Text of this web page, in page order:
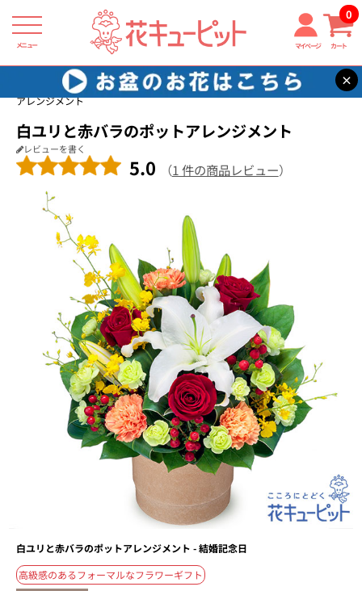
メニュー マイページ カート
0
×
花キューピット 結婚記念日
【結婚記念日】白ユリと赤バラのポット
アレンジメント
白ユリと赤バラのポットアレンジメント
レビューを書く
5.0 （1 件の商品レビュー）
白ユリと赤バラのポットアレンジメント - 結婚記念日
高級感のあるフォーマルなフラワーギフト